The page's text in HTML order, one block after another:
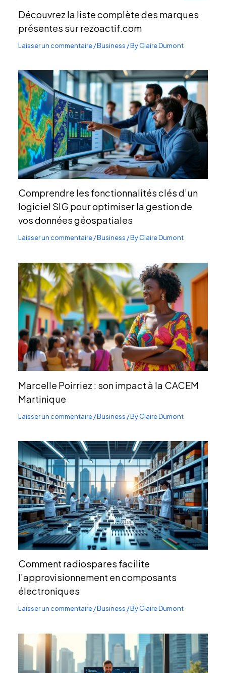
Découvrez la liste complète des marques
présentes sur rezoactif.com
Laisser un commentaire/Business / ByClaire Dumont
Comprendre les fonctionnalités clés d’un
logiciel SIG pour optimiser la gestion de
vos données géospatiales
Laisser un commentaire/Business / ByClaire Dumont
Marcelle Poirriez : son impact à la CACEM
Martinique
Laisser un commentaire/Business / ByClaire Dumont
Comment radiospares facilite
l’approvisionnement en composants
électroniques
Laisser un commentaire/Business / ByClaire Dumont